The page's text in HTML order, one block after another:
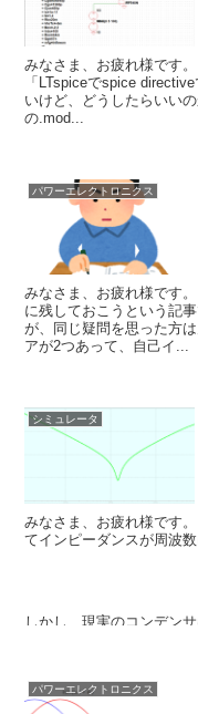
みなさま、お疲れ様です
「LTspiceでspice
いけど、どうしたらいい
の.mod...
パワーエレクトロニクス
みなさま、お疲れ様です
に残しておこうという記
が、同じ疑問を思った方
アが2つあって、自己イ...
シミュレータ
みなさま、お疲れ様です
てインピーダンスが周波
しかし、現実のコンデン
パワーエレクトロニクス